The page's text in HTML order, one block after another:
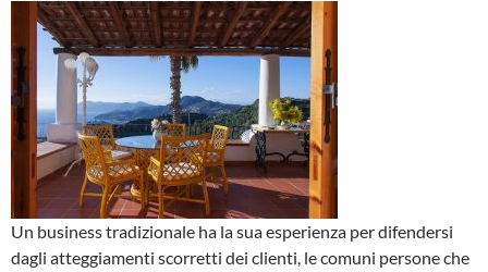
Un business tradizionale ha la sua esperienza per difendersi
dagli atteggiamenti scorretti dei clienti, le comuni persone che